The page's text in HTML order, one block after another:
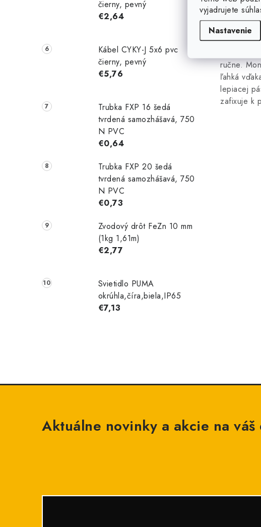
vyjadrujete
Nastavenie
čierny, pevný
€2,64
Kábel CYKY-J 5x6 pvc
čierny, pevný
€5,76
Trubka FXP 16 šedá
tvrdená samozhášavá, 750
N PVC
€0,64
Trubka FXP 20 šedá
tvrdená samozhášavá, 750
N PVC
€0,73
Zvodový drôt FeZn 10 mm
(1kg 1,61m)
€2,77
Svietidlo PUMA
okrúhla,číra,biela,IP65
€7,13
rohože
spôsobe
pri
"koberec",
ručne.
ľahká
lepiacej
zafixuje k
Aktuálne novinky a akcie na váš